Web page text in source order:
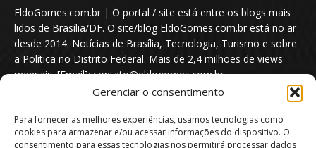
Gerenciar o consentimento
Para fornecer as melhores experiências, usamos tecnologias como
cookies para armazenar e/ou acessar informações do dispositivo. O
consentimento para essas tecnologias nos permitirá processar dados
EldoGomes.com.br | O portal / site está entre os blogs mais
lidos de Brasília/DF. O site/blog EldoGomes.com.br está no ar
desde 2014. Notícias de Brasília, Tecnologia, Turismo e sobre
a Política no Distrito Federal. Mais de 2,4 milhões de views
mensais. [Email]: contato@eldogomes.com.br